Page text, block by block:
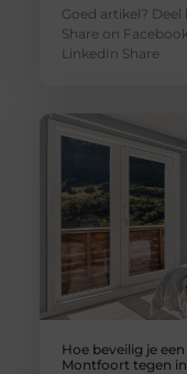
Goed artikel?
Share on
LinkedIn Share
Hoe beveilig je
Montfoort tegen